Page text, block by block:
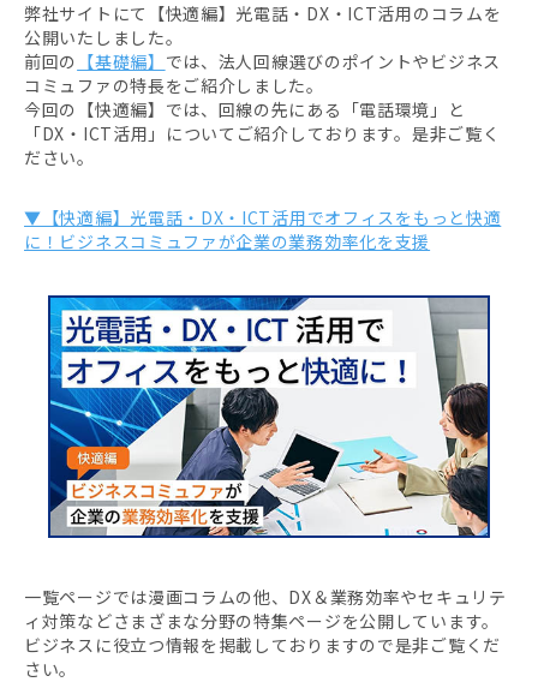
弊社サイトにて【快適編】光電話・DX・ICT活用のコラムを
公開いたしました。
前回の 【基礎編】 では、法人回線選びのポイントやビジネス
コミュファの特長をご紹介しました。
今回の【快適編】では、回線の先にある「電話環境」と
「DX・ICT活用」についてご紹介しております。是非ご覧く
ださい。
▼【快適編】光電話・DX・ICT活用でオフィスをもっと快適
に！ビジネスコミュファが企業の業務効率化を支援
一覧ページでは漫画コラムの他、DX＆業務効率やセキュリテ
ィ対策などさまざまな分野の特集ページを公開しています。
ビジネスに役立つ情報を掲載しておりますので是非ご覧くだ
さい。